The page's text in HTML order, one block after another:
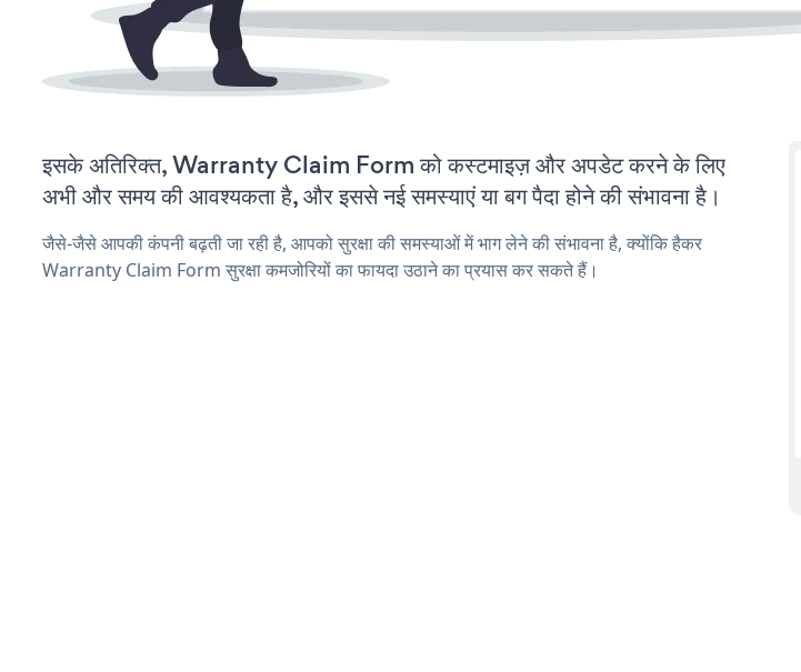
इसके अतिरिक्त, Warranty Claim Form को कस्टमाइज़ और अपडेट करने के लिए
अभी और समय की आवश्यकता है, और इससे नई समस्याएं या बग पैदा होने की संभावना है।
जैसे-जैसे आपकी कंपनी बढ़ती जा रही है, आपको सुरक्षा की समस्याओं में भाग लेने की संभावना है, क्योंकि हैकर
Warranty Claim Form सुरक्षा कमजोरियों का फायदा उठाने का प्रयास कर सकते हैं।